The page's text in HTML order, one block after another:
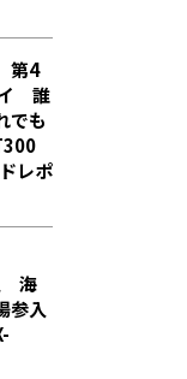
第4
イ 誰
でも
レポ
海
参入